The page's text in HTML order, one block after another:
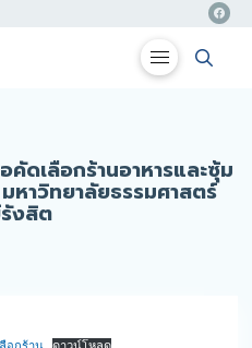
คัดเลือกร้านอาหารและซุ้ม
หาวิทยาลัยธรรมศาสตร์
งสิต
อกร้าน ดาวน์โหลด